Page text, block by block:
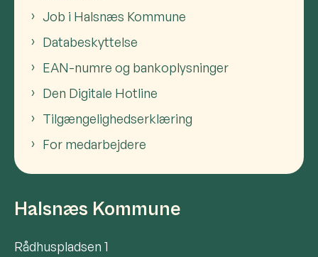
Job i Halsnæs Kommune
Databeskyttelse
EAN-numre og bankoplysninger
Den Digitale Hotline
Tilgængelighedserklæring
For medarbejdere
Halsnæs Kommune
Rådhuspladsen 1